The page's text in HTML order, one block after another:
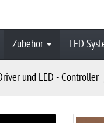
Zubehör LED
und LED - Controller